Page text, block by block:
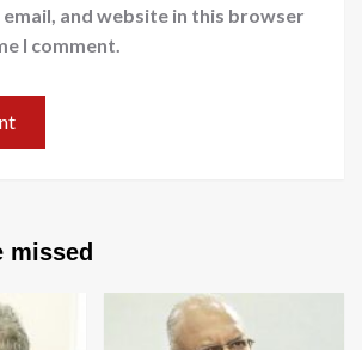
email, and website in this browser
I comment.
missed